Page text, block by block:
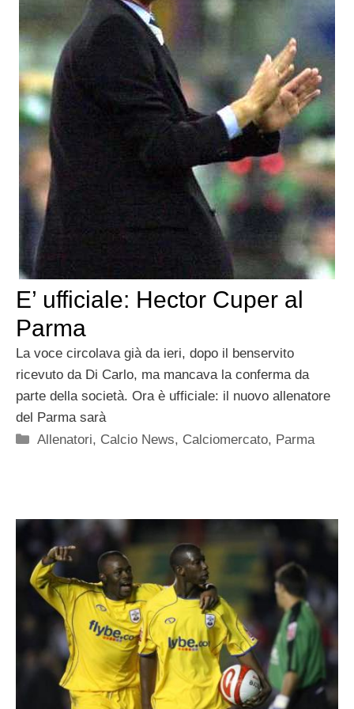
E’ ufficiale: Hector Cuper al
Parma
La voce circolava già da ieri, dopo il benservito
ricevuto da Di Carlo, ma mancava la conferma da
parte della società. Ora è ufficiale: il nuovo allenatore
del Parma sarà
Categorie
Allenatori, Calcio News, Calciomercato, Parma